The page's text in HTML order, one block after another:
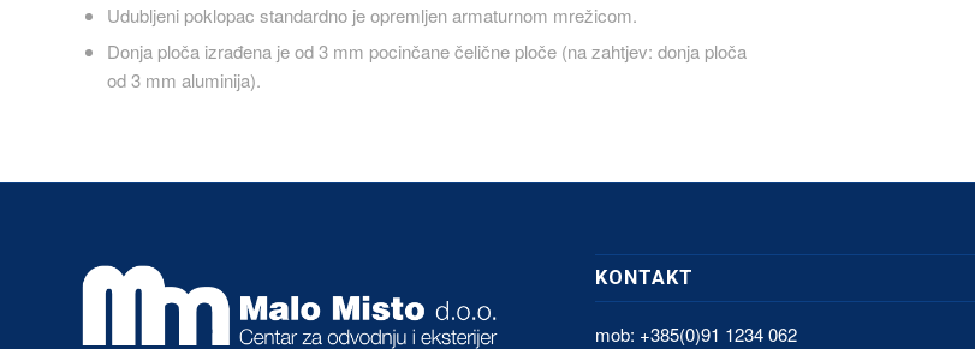
Udubljeni poklopac standardno je opremljen armaturnom mrežicom.
Donja ploča izrađena je od 3 mm pocinčane čelične ploče (na zahtjev: donja ploča
od 3 mm aluminija).
KONTAKT
mob: +385(0)91 1234 062